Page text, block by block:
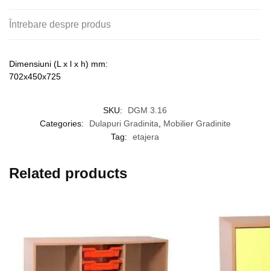
Întrebare despre produs
Dimensiuni (L x l x h) mm:
702x450x725
SKU:
DGM 3.16
Categories:
Dulapuri Gradinita, Mobilier Gradinite
Tag:
etajera
Related products